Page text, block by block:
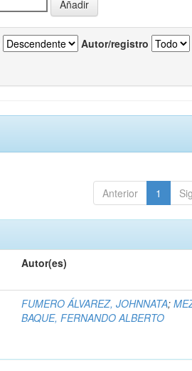
Autor/registro
Anterior 1
Autor(es)
FUMERO ÁLVAREZ, JOHNNATA;
BAQUE, FERNANDO ALBERTO